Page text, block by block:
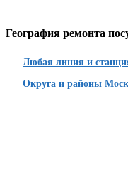
География ремонта
Любая линия и
Округа и районы